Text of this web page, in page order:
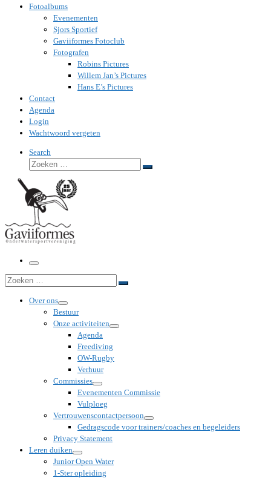
Fotoalbums
Evenementen
Sjors Sportief
Gaviiformes Fotoclub
Fotografen
Robins Pictures
Willem Jan’s Pictures
Hans E’s Pictures
Contact
Agenda
Login
Wachtwoord vergeten
Search
Zoeken
Zoeken
Menu
Zoeken
Zoeken
Over ons
Bestuur
Onze activiteiten
Agenda
Freediving
OW-Rugby
Verhuur
Commissies
Evenementen Commissie
Vulploeg
Vertrouwenscontactpersoon
Gedragscode voor trainers/coaches en begeleiders
Privacy Statement
Leren duiken
Junior Open Water
1-Ster opleiding